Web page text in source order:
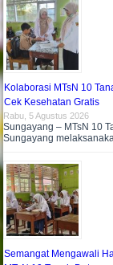
Kolaborasi MTsN 10
Cek Kesehatan Gratis
Rabu, 5 Agustus 2026
Sungayang – MTsN 10
Sungayang
Semangat Mengawali